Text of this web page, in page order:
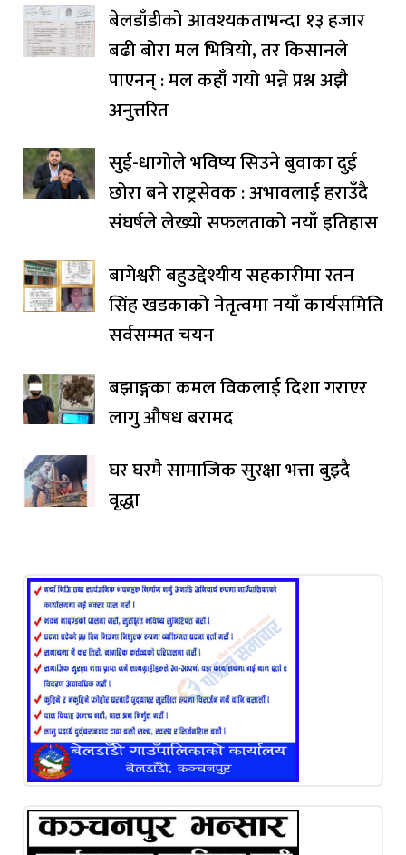
बेलडाँडीको आवश्यकताभन्दा १३ हजार
बढी बोरा मल भित्रियो, तर किसानले
पाएनन् : मल कहाँ गयो भन्ने प्रश्न अझै
अनुत्तरित
सुई-धागोले भविष्य सिउने बुवाका दुई
छोरा बने राष्ट्रसेवक : अभावलाई हराउँदै
संघर्षले लेख्यो सफलताको नयाँ इतिहास
बागेश्वरी बहुउद्देश्यीय सहकारीमा रतन
सिंह खडकाको नेतृत्वमा नयाँ कार्यसमिति
सर्वसम्मत चयन
बझाङ्गका कमल विकलाई दिशा गराएर
लागु औषध बरामद
घर घरमै सामाजिक सुरक्षा भत्ता बुझ्दै
वृद्धा